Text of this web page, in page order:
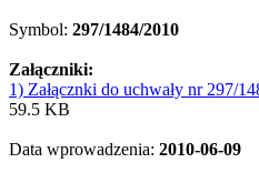
Symbol: 297/1484/2010
Załączniki:
1) Załącznki do uchwały nr 297/
59.5 KB
Data wprowadzenia: 2010-06-09